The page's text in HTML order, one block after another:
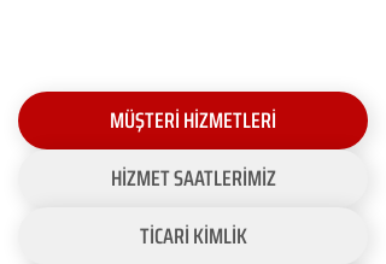
MÜŞTERİ HİZMETLERİ
HİZMET SAATLERİMİZ
TİCARİ KİMLİK